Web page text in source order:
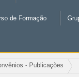
de Formação
- Publicações